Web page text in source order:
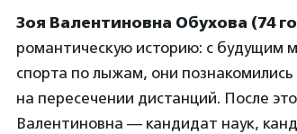
Зоя Валентиновна Обухова (74
романтическую историю: с будущим
спорта по лыжам, они познакомились
на пересечении дистанций. После
Валентиновна — кандидат наук,